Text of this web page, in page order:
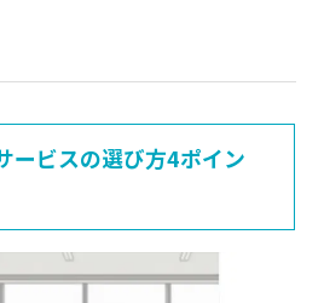
ービスの選び方4ポイン